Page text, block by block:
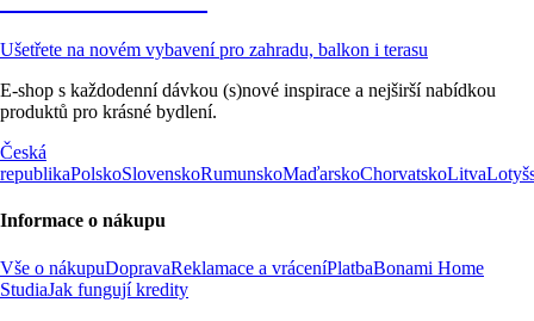
Ušetřete na novém vybavení pro zahradu, balkon i terasu
E-shop s každodenní dávkou (s)nové inspirace a nejširší nabídkou
produktů pro krásné bydlení.
Česká
republikaPolskoSlovenskoRumunskoMaďarskoChorvatskoLitva
Informace o nákupu
Vše o nákupuDopravaReklamace a vráceníPlatbaBonami Home
StudiaJak fungují kredity